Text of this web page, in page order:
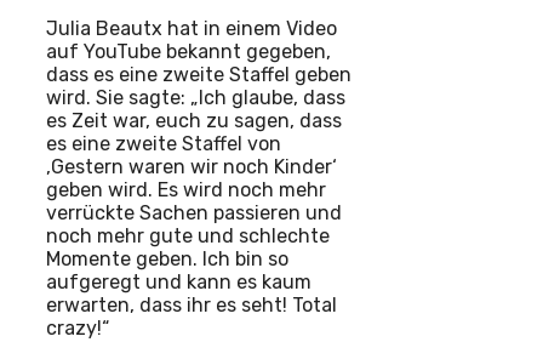
Julia Beautx hat in einem Video
auf YouTube bekannt gegeben,
dass es eine zweite Staffel geben
wird. Sie sagte: „Ich glaube, dass
es Zeit war, euch zu sagen, dass
es eine zweite Staffel von
‚Gestern waren wir noch Kinder‘
geben wird. Es wird noch mehr
verrückte Sachen passieren und
noch mehr gute und schlechte
Momente geben. Ich bin so
aufgeregt und kann es kaum
erwarten, dass ihr es seht! Total
crazy!“